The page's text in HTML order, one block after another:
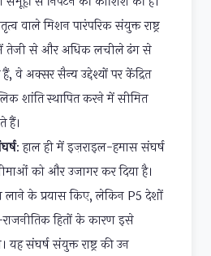
वाले मिशन पारंपरिक संयुक्त राष्ट्र
तेजी से और अधिक लचीले ढंग से
वे अक्सर सैन्य उद्देश्यों पर केंद्रित
शांति स्थापित करने में सीमित
हैं।
: हाल ही में इज़राइल-हमास संघर्ष
को और उजागर कर दिया है।
लाने के प्रयास किए, लेकिन P5 देशों
हितों के कारण इसे
संघर्ष संयुक्त राष्ट्र की उन